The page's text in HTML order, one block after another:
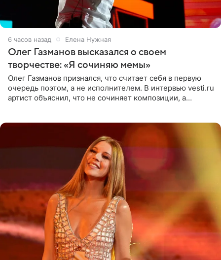
6 часов назад Елена Нужная
Олег Газманов высказался о своем
творчестве: «Я сочиняю мемы»
Олег Газманов признался, что считает себя в первую
очередь поэтом, а не исполнителем. В интервью vesti.ru
артист объяснил, что не сочиняет композиции, а